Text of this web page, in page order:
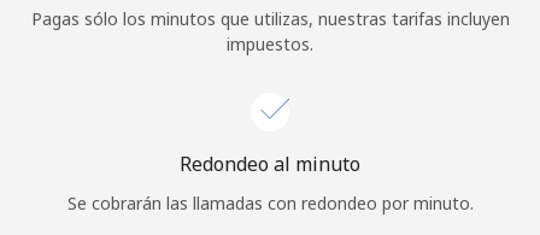
¿Olvidaste tu contraseña? →
Iniciar Sesión
Pagas sólo los minutos que utilizas, nuestras tarifas incluyen
impuestos.
Redondeo al minuto
Se cobrarán las llamadas con redondeo por minuto.